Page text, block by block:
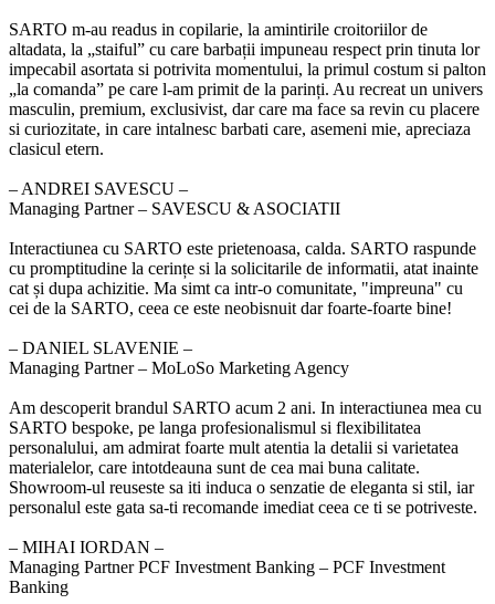
SARTO m-au readus in copilarie, la amintirile croitoriilor de
altadata, la „staiful” cu care barbații impuneau respect prin tinuta lor
impecabil asortata si potrivita momentului, la primul costum si palton
„la comanda” pe care l-am primit de la parinți. Au recreat un univers
masculin, premium, exclusivist, dar care ma face sa revin cu placere
si curiozitate, in care intalnesc barbati care, asemeni mie, apreciaza
clasicul etern.
‒ ANDREI SAVESCU –
Managing Partner – SAVESCU & ASOCIATII
Interactiunea cu SARTO este prietenoasa, calda. SARTO raspunde
cu promptitudine la cerințe si la solicitarile de informatii, atat inainte
cat și dupa achizitie. Ma simt ca intr-o comunitate, "impreuna" cu
cei de la SARTO, ceea ce este neobisnuit dar foarte-foarte bine!
‒ DANIEL SLAVENIE –
Managing Partner – MoLoSo Marketing Agency
Am descoperit brandul SARTO acum 2 ani. In interactiunea mea cu
SARTO bespoke, pe langa profesionalismul si flexibilitatea
personalului, am admirat foarte mult atentia la detalii si varietatea
materialelor, care intotdeauna sunt de cea mai buna calitate.
Showroom-ul reuseste sa iti induca o senzatie de eleganta si stil, iar
personalul este gata sa-ti recomande imediat ceea ce ti se potriveste.
‒ MIHAI IORDAN –
Managing Partner PCF Investment Banking – PCF Investment
Banking